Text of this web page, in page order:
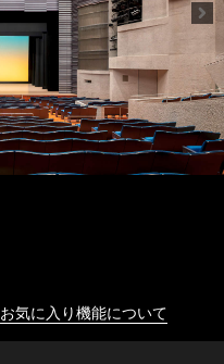
お気に入り機能について